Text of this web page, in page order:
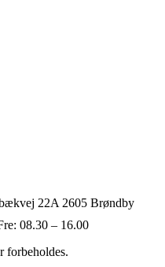
22A 2605 Brøndby
08.30 – 16.00
forbeholdes.